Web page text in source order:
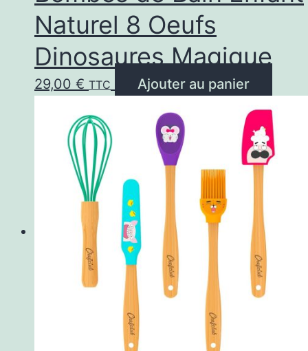
Naturel 8 Oeufs
Dinosaures Magique
29,00 € TTC Ajouter au panier